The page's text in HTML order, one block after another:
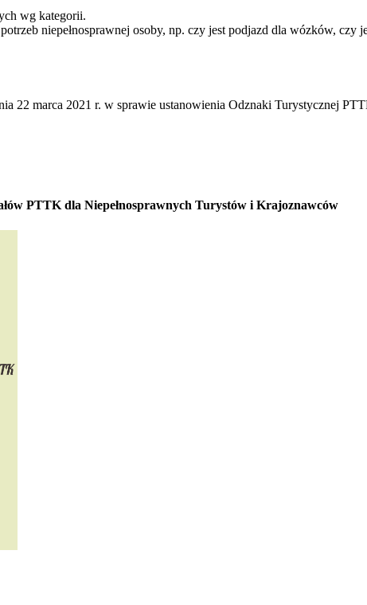
wg kategorii.
niepełnosprawnej osoby, np. czy jest podjazd dla wózków, czy
22 marca 2021 r. w sprawie ustanowienia Odznaki Turystycznej
PTTK dla Niepełnosprawnych Turystów i Krajoznawców